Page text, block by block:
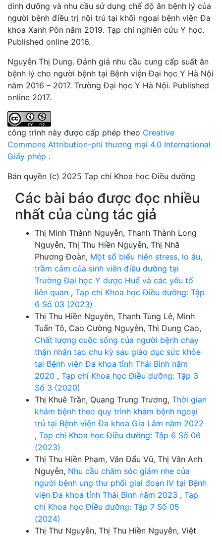
dinh dưỡng và nhu cầu sử dụng chế độ ăn bệnh lý của
người bệnh điều trị nội trú tại khối ngoại bệnh viện Đa
khoa Xanh Pôn năm 2019. Tạp chí nghiên cứu Y học.
Published online 2016.
Nguyễn Thị Dung. Đánh giá nhu cầu cung cấp suất ăn
bệnh lý cho người bệnh tại Bệnh viện Đại học Y Hà Nội
năm 2016 – 2017. Trường Đại học Y Hà Nội. Published
online 2017.
công trình này được cấp phép theo Creative
Commons Attribution-phi thương mại 4.0 International
Giấy phép .
Bản quyền (c) 2025 Tạp chí Khoa học Điều dưỡng
Các bài báo được đọc nhiều
nhất của cùng tác giả
Thị Minh Thành Nguyễn, Thanh Thành Long
Nguyễn, Thị Thu Hiền Nguyễn, Thị Nhã
Phương Đoàn, Một số biểu hiện stress, lo âu,
trầm cảm của sinh viên điều dưỡng tại
Trường Đại học Y dược Huế và các yếu tố
liên quan , Tạp chí Khoa học Điều dưỡng: Tập
6 Số 03 (2023)
Thị Thu Hiền Nguyễn, Thanh Tùng Lê, Minh
Tuấn Tô, Cao Cường Nguyễn, Thị Dung Cao,
Chất lượng cuộc sống của người bệnh chạy
thận nhân tạo chu kỳ sau giáo dục sức khỏe
tại Bệnh viện Đa khoa tỉnh Thái Bình năm
2020 , Tạp chí Khoa học Điều dưỡng: Tập 3
Số 3 (2020)
Thị Khuê Trần, Quang Trung Trương, Thời gian
khám bệnh theo quy trình khám bệnh ngoại
trú tại Bệnh viện Đa khoa Gia Lâm năm 2022
, Tạp chí Khoa học Điều dưỡng: Tập 6 Số 06
(2023)
Thị Thu Hiền Phạm, Văn Đẩu Vũ, Thị Vân Anh
Nguyễn, Nhu cầu chăm sóc giảm nhẹ của
người bệnh ung thư phổi giai đoạn IV tại Bệnh
viện Đa khoa tỉnh Thái Bình năm 2023 , Tạp
chí Khoa học Điều dưỡng: Tập 7 Số 05
(2024)
Thị Thư Nguyễn, Thị Thu Hiền Nguyễn, Việt